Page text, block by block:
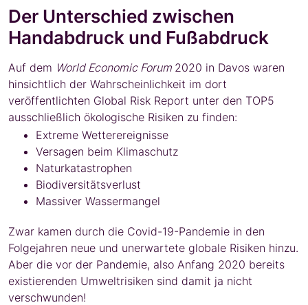
Der Unterschied zwischen
Handabdruck und Fußabdruck
Auf dem World Economic Forum 2020 in Davos waren
hinsichtlich der Wahrscheinlichkeit im dort
veröffentlichten Global Risk Report unter den TOP5
ausschließlich ökologische Risiken zu finden:
Extreme Wetterereignisse
Versagen beim Klimaschutz
Naturkatastrophen
Biodiversitätsverlust
Massiver Wassermangel
Zwar kamen durch die Covid-19-Pandemie in den
Folgejahren neue und unerwartete globale Risiken hinzu.
Aber die vor der Pandemie, also Anfang 2020 bereits
existierenden Umweltrisiken sind damit ja nicht
verschwunden!